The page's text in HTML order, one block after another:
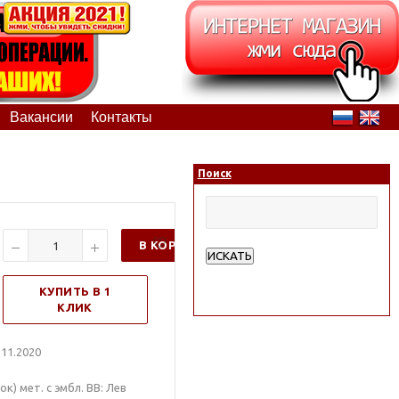
Вакансии Контакты
В КОРЗИНУ
КУПИТЬ В 1
КЛИК
мет. с эмбл. ВВ: Лев
Поиск
ИСКАТЬ